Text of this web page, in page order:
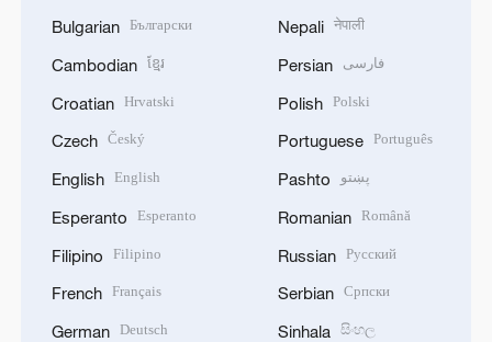
Bulgarian Български
Cambodian ខ្មែរ
Croatian Hrvatski
Czech Český
English English
Esperanto Esperanto
Filipino Filipino
French Français
German Deutsch
Nepali नेपाली
Persian فارسی
Polish Polski
Portuguese Português
Pashto پښتو
Romanian Română
Russian Русский
Serbian Српски
Sinhala සිංහල